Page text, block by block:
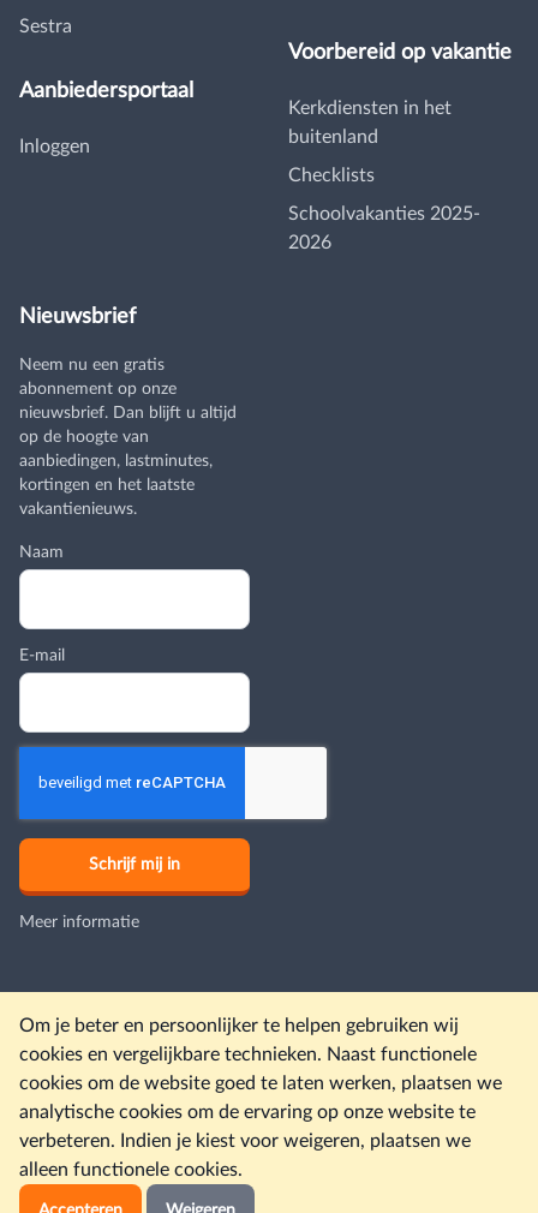
Sestra
Aanbiedersportaal
Inloggen
Voorbereid op vakantie
Kerkdiensten in het
buitenland
Checklists
Schoolvakanties 2025-
2026
Nieuwsbrief
Neem nu een gratis
abonnement op onze
nieuwsbrief. Dan blijft u altijd
op de hoogte van
aanbiedingen, lastminutes,
kortingen en het laatste
vakantienieuws.
Naam
E-mail
Meer informatie
Onze andere sites
Christelijke campingsChristelijke hotelsChristelijke reizen
ReisverzekeringenAccommodatiesLast minutesKerkdiensten
© Christelijkevakantiesite.nl 2026 |Colofon|Disclaimer|
Gebruiksvoorwaarden en privacybeleid
Om je beter en persoonlijker te helpen gebruiken wij
cookies en vergelijkbare technieken. Naast functionele
cookies om de website goed te laten werken, plaatsen we
analytische cookies om de ervaring op onze website te
verbeteren. Indien je kiest voor weigeren, plaatsen we
alleen functionele cookies.